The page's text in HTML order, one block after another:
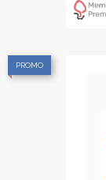
PROMO